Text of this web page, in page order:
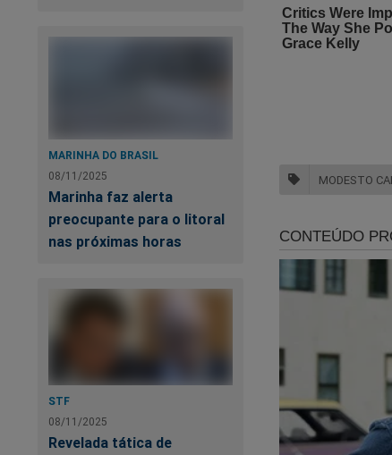
MARINHA DO BRASIL
08/11/2025
Marinha faz alerta
preocupante para o litoral
nas próximas horas
STF
08/11/2025
Revelada tática de
MODESTO